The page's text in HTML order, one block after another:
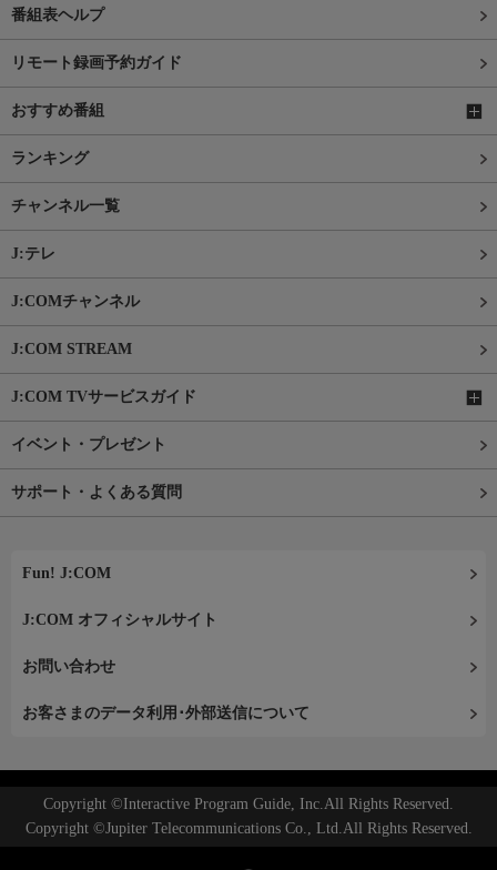
番組表ヘルプ
リモート録画予約ガイド
おすすめ番組
ランキング
チャンネル一覧
J:テレ
J:COMチャンネル
J:COM STREAM
J:COM TVサービスガイド
イベント・プレゼント
サポート・よくある質問
Fun! J:COM
J:COM オフィシャルサイト
お問い合わせ
お客さまのデータ利用･外部送信について
Copyright ©Interactive Program Guide, Inc.All Rights Reserved.
Copyright ©Jupiter Telecommunications Co., Ltd.All Rights Reserved.